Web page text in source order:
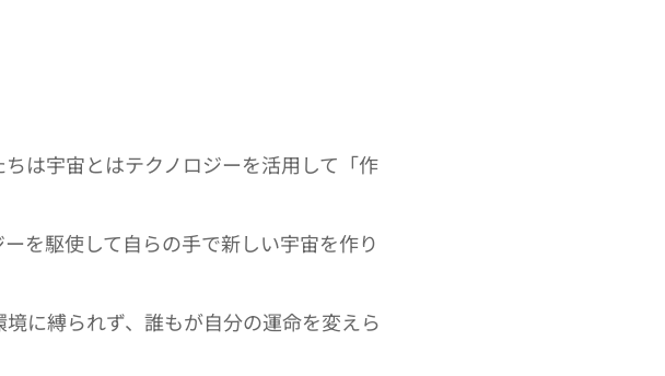
は宇宙とはテクノロジーを活用して「作
を駆使して自らの手で新しい宇宙を作り
に縛られず、誰もが自分の運命を変えら